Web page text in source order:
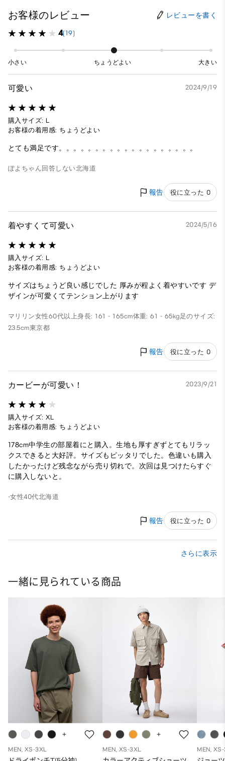
お客様のレビュー レビューを書く
4(19)
小さい ちょうどよい 大きい
可愛い 2024/9/19
購入サイズ: L
お客様の着用感: ちょうどよい
とても満足です。。。。。。。。。。。。。。。。。。。
ぽよちゃん 回答しない北海道
報告 役に立った 0
着やすくて可愛い 2024/5/16
購入サイズ: L
お客様の着用感: ちょうどよい
サイズはちょうど良い感じでした 厚みが程よく着やすいです デ
ザインが可愛くてテンション上がります
マリリン女性60代以上身長: 161 - 165cm体重: 61 - 65kg足のサイズ:
23.5cm東京都
報告 役に立った 0
カービーが可愛い！ 2023/9/21
購入サイズ: XL
お客様の着用感: ちょうどよい
178cm中学生の部屋着にと購入。生地も厚すぎずとてもリラッ
クスできると大好評。サイズもピッタリでした。色違いも購入
したかったけど残念ながら売り切れで。次回は見つけたらすぐ
に購入しないと。
-女性40代北海道
報告 役に立った 0
さらに表示
一緒に見られている商品
MEN, XS-3XL MEN, XS-3XL MEN,